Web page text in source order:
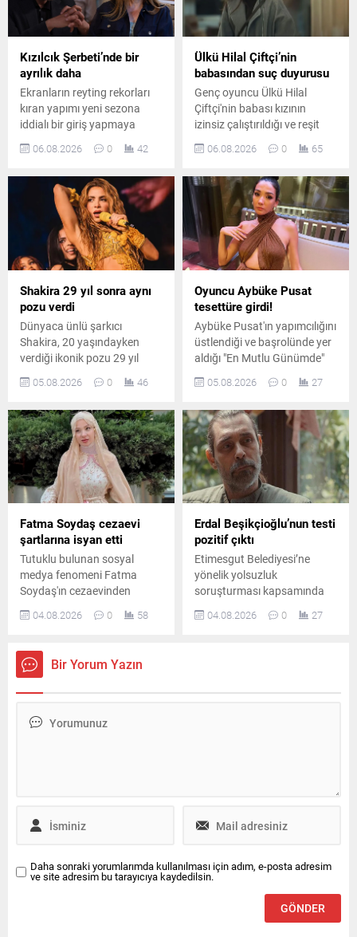
Kızılcık Şerbeti’nde bir
ayrılık daha
Ekranların reyting rekorları
kıran yapımı yeni sezona
iddialı bir giriş yapmaya
hazırlanıyor. Kadroda önemli
ayrılıklar yaşanırken diziye
oluyor.
06.08.2026 0 42
Ülkü Hilal Çiftçi’nin
babasından suç duyurusu
Genç oyuncu Ülkü Hilal
Çiftçi'nin babası kızının
izinsiz çalıştırıldığı ve reşit
olmadığı halde bir ilişki
yaşadığı iddiasıyla savcılığa
gelişmeler magazin ve hukuk
kulislerinde geniş yankı
uyandırdı.
06.08.2026 0 65
Shakira 29 yıl sonra aynı
pozu verdi
Dünyaca ünlü şarkıcı
Shakira, 20 yaşındayken
verdiği ikonik pozu 29 yıl
Ünlü sanatçının paylaşımı
büyük ilgi gördü.
05.08.2026 0 46
Oyuncu Aybüke Pusat
tesettüre girdi!
Aybüke Pusat'ın yapımcılığını
üstlendiği ve başrolünde yer
aldığı "En Mutlu Günümde"
paylaşıldı. Oyuncunun
kullandığı yeni görünüm
dikkat çekti.
05.08.2026 0 27
Fatma Soydaş cezaevi
şartlarına isyan etti
Tutuklu bulunan sosyal
medya fenomeni Fatma
Soydaş'ın cezaevinden
yakınları aracılığıyla
gönderdiği öne sürülen
getirdiği ve tahliye talebinde
bulunduğu iddia edildi.
04.08.2026 0 58
Erdal Beşikçioğlu’nun testi
pozitif çıktı
Etimesgut Belediyesi’ne
yönelik yolsuzluk
soruşturması kapsamında
tutuklanan ve görevden
uzaklaştırılan Belediye
04.08.2026 0 27
Bir Yorum Yazın
Daha sonraki yorumlarımda kullanılması için adım, e-posta adresim
ve site adresim bu tarayıcıya kaydedilsin.